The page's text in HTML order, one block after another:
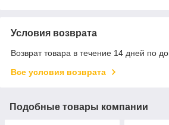
Условия возврата
Возврат товара в течение 14 дней по
Все условия возврата
Подобные товары компании